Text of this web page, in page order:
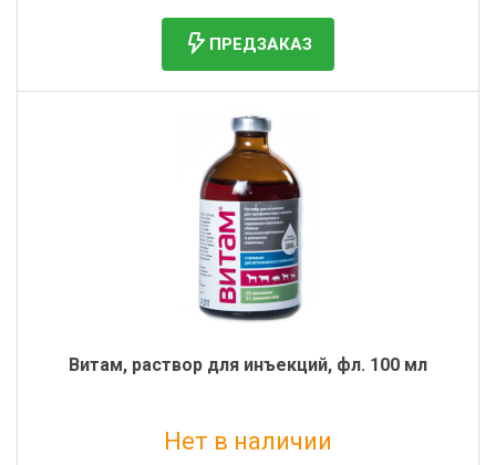
ПРЕДЗАКАЗ
Витам, раствор для инъекций, фл. 100 мл
Нет в наличии